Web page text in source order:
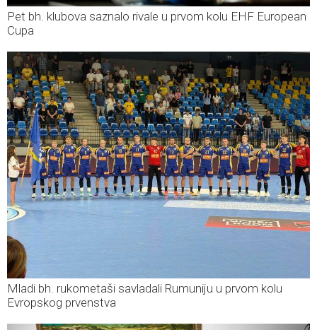
Pet bh. klubova saznalo rivale u prvom kolu EHF European
Cupa
Mladi bh. rukometaši savladali Rumuniju u prvom kolu
Evropskog prvenstva